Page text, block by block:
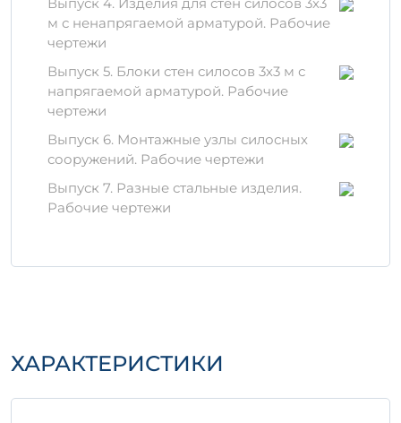
к нагрузкам и действию внешних
факторов, таких как влага и перепады
Материалы и производство
Для производства СБО 3-1 А-1-2
используются только качественные
компоненты: чистый цемент, щебень и
песок, что гарантирует надежность и
долговечность. Процесс производства
стандартам и требованиям.
Хранить изделия необходимо в сухом,
защищённом от воздействия
м с ненапрягаемой арматурой. Рабочие
чертежи
Выпуск 5. Блоки стен силосов 3х3 м с
напрягаемой арматурой. Рабочие
чертежи
Выпуск 6. Монтажные узлы силосных
сооружений. Рабочие чертежи
Выпуск 7. Разные стальные изделия.
Рабочие чертежи
ХАРАКТЕРИСТИКИ